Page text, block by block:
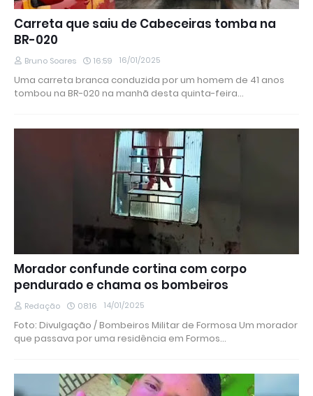
Carreta que saiu de Cabeceiras tomba na
BR-020
Bruno Soares 16:59 16/01/2025
Uma carreta branca conduzida por um homem de 41 anos
tombou na BR-020 na manhã desta quinta-feira…
Morador confunde cortina com corpo
pendurado e chama os bombeiros
Redação 08:16 14/01/2025
Foto: Divulgação / Bombeiros Militar de Formosa Um morador
que passava por uma residência em Formos…